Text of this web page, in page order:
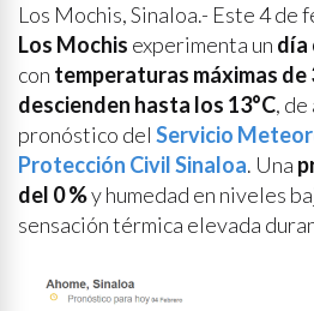
Los Mochis, Sinaloa.- Este 4 de
Los Mochis experimenta un día
con temperaturas máximas de
descienden hasta los 13°C,
pronóstico del Servicio
Protección Civil Sinaloa. Una
del 0 %y humedad en niveles
sensación térmica elevada